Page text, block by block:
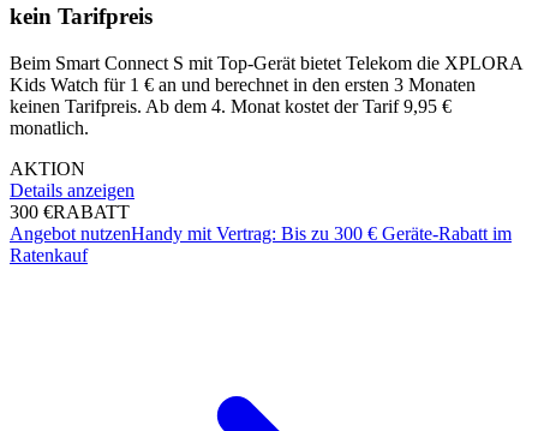
kein Tarifpreis
Beim Smart Connect S mit Top-Gerät bietet Telekom die XPLORA
Kids Watch für 1 € an und berechnet in den ersten 3 Monaten
keinen Tarifpreis. Ab dem 4. Monat kostet der Tarif 9,95 €
monatlich.
AKTION
Details anzeigen
300 €RABATT
Angebot nutzenHandy mit Vertrag: Bis zu 300 € Geräte-Rabatt im
Ratenkauf